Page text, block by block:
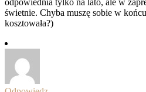
odpowiednia tylko na lato, ale w
świetnie. Chyba muszę sobie w
kosztowała?)